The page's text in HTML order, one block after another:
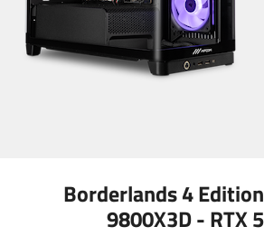
Borderlands 4
9800X3D - RTX